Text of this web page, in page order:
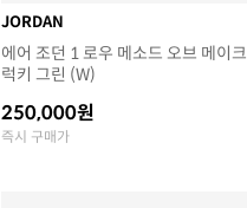
JORDAN
에어 조던 1 로우 메소드 오브 메이크
럭키 그린 (W)
250,000원
즉시 구매가